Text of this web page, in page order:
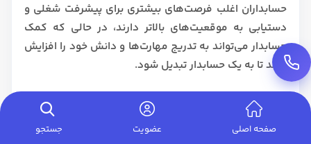
حسابداران اغلب فرصت‌های بیشتری برای پیشرفت شغلی و
دستیابی به موقعیت‌های بالاتر دارند، در حالی که کمک
حسابدار می‌تواند به تدریج مهارت‌ها و دانش خود را افزایش
دهد تا به یک حسابدار تبدیل شود.
جدول مقایسه ای تفاوت کمک حسابدار،
کارآموز حسابداری و حسابدار
صفحه اصلی عضویت جستجو